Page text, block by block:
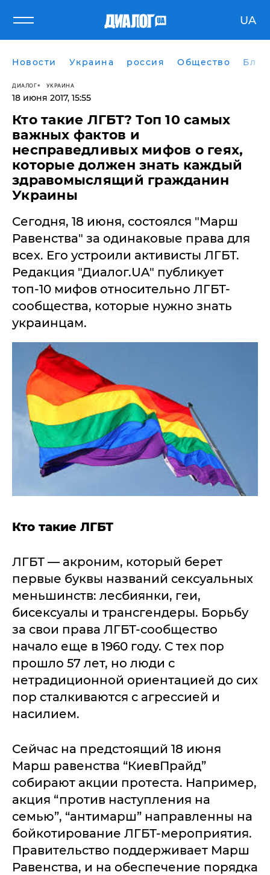
UA
Новости Украина россия Общество
ДИАЛОГ УКРАИНА
18 июня 2017, 15:55
Кто такие ЛГБТ? Топ 10 самых
важных фактов и
несправедливых мифов о геях,
которые должен знать каждый
здравомыслящий гражданин
Украины
Сегодня, 18 июня, состоялся "Марш
Равенства" за одинаковые права для
всех. Его устроили активисты ЛГБТ.
Редакция "Диалог.UA" публикует
топ-10 мифов относительно ЛГБТ-
сообщества, которые нужно знать
украинцам.
Кто такие ЛГБТ
ЛГБТ — акроним, который берет
первые буквы названий сексуальных
меньшинств: лесбиянки, геи,
бисексуалы и трансгендеры. Борьбу
за свои права ЛГБТ-сообщество
начало еще в 1960 году. С тех пор
прошло 57 лет, но люди с
нетрадиционной ориентацией до сих
пор сталкиваются с агрессией и
насилием.
Сейчас на предстоящий 18 июня
Марш равенства “КиевПрайд”
собирают акции протеста. Например,
акция “против наступления на
семью”, “антимарш” направленны на
бойкотирование ЛГБТ-мероприятия.
Правительство поддерживает Марш
Равенства, и на обеспечение порядка